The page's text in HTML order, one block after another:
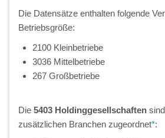
Die Datensätze enthalten folgende
Betriebsgröße:
2100 Kleinbetriebe
3036 Mittelbetriebe
267 Großbetriebe
Die 5403 Holdinggesellschaften
zusätzlichen Branchen zugeordnet*: